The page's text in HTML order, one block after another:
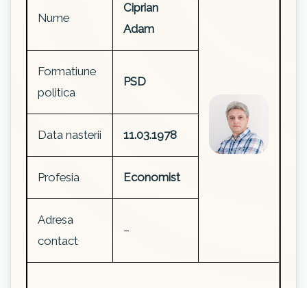
Nume
Ciprian
Adam
Formatiune
politica
PSD
Data nasterii 11.03.1978
Profesia Economist
Adresa
contact
–